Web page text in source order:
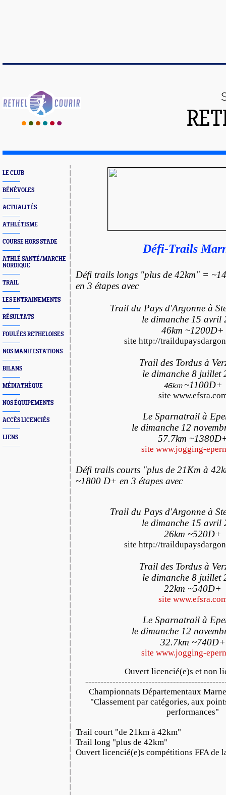
LE CLUB
BÉNÉVOLES
ACTUALITÉS
ATHLÉTISME
COURSE HORS STADE
ATHLÉ SANTÉ/MARCHE
NORDIQUE
TRAIL
LES ENTRAINEMENTS
RÉSULTATS
FOULÉES RETHELOISES
NOS MANIFESTATIONS
BILANS
MÉDIATHÈQUE
NOS ÉQUIPEMENTS
ACCÈS LICENCIÉS
LIENS
Défi-Trails
Défi trails longs "plus de 42km" =
en 3 étapes avec
Trail du Pays d'Argonne à
le dimanche 15 avril
46km~1200D+
sitehttp://
Trail des Tordus à
le dimanche 8 juillet
46km~1100D+
site
Le Sparnatrail à
le dimanche 12
57.7km ~
site www.jogging-
Défi trails courts "plus de 21Km à
~1800 D+ en 3 étapes avec
Trail du Pays d'Argonne à
le dimanche 15 avril
26km ~520D+
sitehttp://
Trail des Tordus à
le dimanche 8 juillet
22km~540D+
site
Le Sparnatrail à
le dimanche 12
32.7km ~740D+
site www.jogging-
Ouvert licencié(e)s et non
Championnats Départementaux
"Classement par catégories, aux
performances"
Trail court "de 21km à 42km"
Trail long "plus de 42km"
Ouvert licencié(e)s compétitions FFA de